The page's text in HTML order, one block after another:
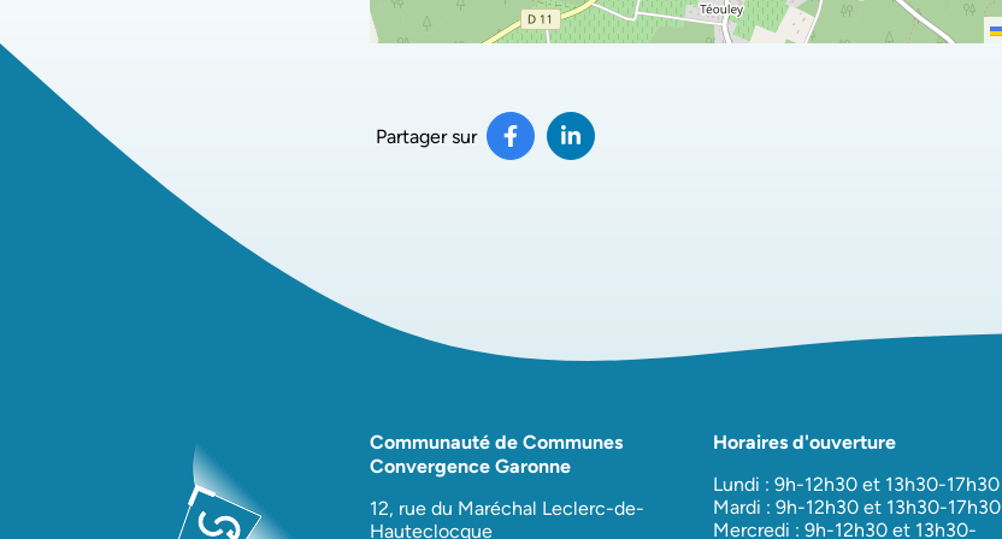
Partager sur Partager sur Facebook
(ouverture dans un nouvel onglet)
Partager sur LinkedIn
(ouverture dans un nouvel onglet)
Communauté de Communes
Convergence Garonne
12, rue du Maréchal Leclerc-de-
Hauteclocque
Horaires d'ouverture
Lundi : 9h-12h30 et 13h30-17h30
Mardi : 9h-12h30 et 13h30-17h30
Mercredi : 9h-12h30 et 13h30-